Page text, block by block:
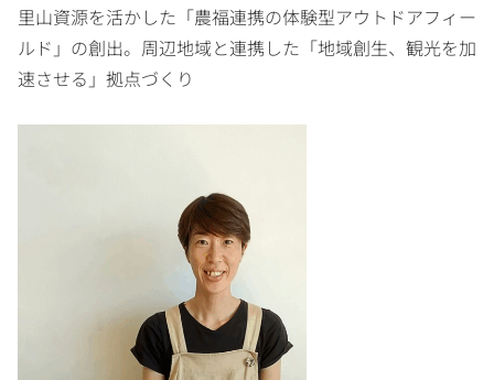
里山資源を活かした「農福連携の体験型アウトドアフィー
ルド」の創出。周辺地域と連携した「地域創生、観光を加
速させる」拠点づくり